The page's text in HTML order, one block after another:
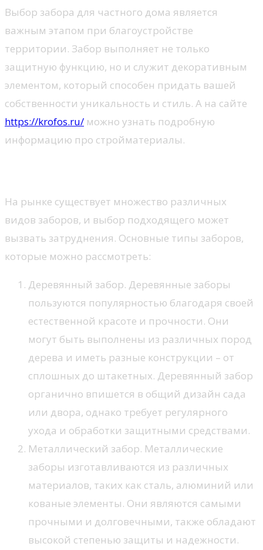
Выбор забора для частного дома является
важным этапом при благоустройстве
территории. Забор выполняет не только
защитную функцию, но и служит декоративным
элементом, который способен придать вашей
собственности уникальность и стиль. А на сайте
https://krofos.ru/ можно узнать подробную
информацию про стройматериалы.
На рынке существует множество различных
видов заборов, и выбор подходящего может
вызвать затруднения. Основные типы заборов,
которые можно рассмотреть:
Деревянный забор. Деревянные заборы
пользуются популярностью благодаря своей
естественной красоте и прочности. Они
могут быть выполнены из различных пород
дерева и иметь разные конструкции – от
сплошных до штакетных. Деревянный забор
органично впишется в общий дизайн сада
или двора, однако требует регулярного
ухода и обработки защитными средствами.
Металлический забор. Металлические
заборы изготавливаются из различных
материалов, таких как сталь, алюминий или
кованые элементы. Они являются самыми
прочными и долговечными, также обладают
высокой степенью защиты и надежности.